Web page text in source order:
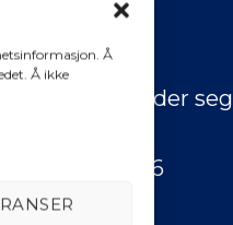
Å
Å ikke
melder seg
23.03.2026